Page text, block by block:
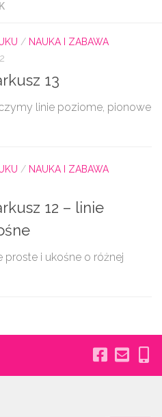
/ NAUKA I ZABAWA
13
linie poziome, pionowe
/ NAUKA I ZABAWA
12 – linie
proste i ukośne o różnej